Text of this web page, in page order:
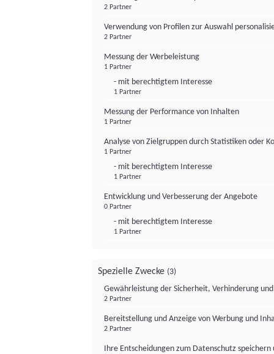
2 Partner
Verwendung von Profilen zur Auswahl
2 Partner
Messung der Werbeleistung
1 Partner
- mit berechtigtem Interesse
1 Partner
Messung der Performance von Inhalten
1 Partner
Analyse von Zielgruppen durch Statistiken oder
1 Partner
- mit berechtigtem Interesse
1 Partner
Entwicklung und Verbesserung der Angebote
0 Partner
- mit berechtigtem Interesse
1 Partner
Spezielle Zwecke (3)
Gewährleistung der Sicherheit, Verhinderung
2 Partner
Bereitstellung und Anzeige von Werbung und
2 Partner
Ihre Entscheidungen zum Datenschutz